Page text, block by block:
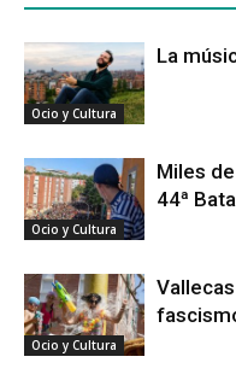
Ocio y Cultura
La
Ocio y Cultura
Miles
44ª
Ocio y Cultura